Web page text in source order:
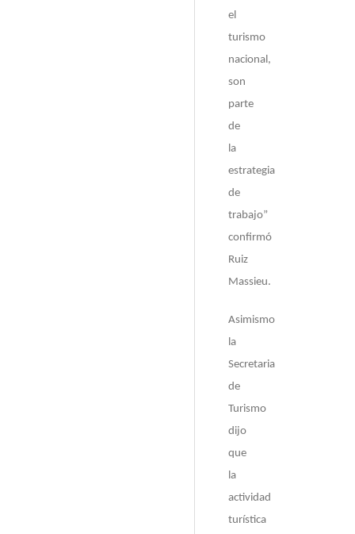
el
turismo
nacional,
son
parte
de
la
estrategia
de
trabajo”
confirmó
Ruiz
Massieu.
Asimismo
la
Secretaria
de
Turismo
dijo
que
la
actividad
turística